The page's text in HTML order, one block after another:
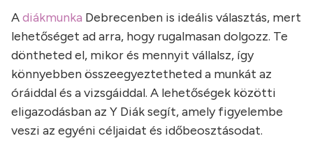
Adiákmunka Debrecenben is ideális választás, mert
lehetőséget ad arra, hogy rugalmasan dolgozz. Te
döntheted el, mikor és mennyit vállalsz, így
könnyebben összeegyeztetheted a munkát az
óráiddal és a vizsgáiddal. A lehetőségek közötti
eligazodásban az Y Diák segít, amely figyelembe
veszi az egyéni céljaidat és időbeosztásodat.